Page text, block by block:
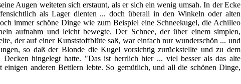
Augen weiteten sich erstaunt, als er sich ein wenig umsah. In der Ecke
als Lager dienten ... doch überall in den Winkeln oder alten
immer schöne Dinge wie zum Beispiel eine Schneekugel, die Achilleo
aufnahm und leicht bewegte. Der Schnee, der über einem simplen,
der auf einer Kunststoffblüte saß, war einfach nur wunderschön ... und
so daß der Blonde die Kugel vorsichtig zurückstellte und zu dem
hingelegt hatte. "Das ist herrlich hier ... viel besser als das alte
anderen Bettlern lebte. So gemütlich, und all die schönen Dinge,